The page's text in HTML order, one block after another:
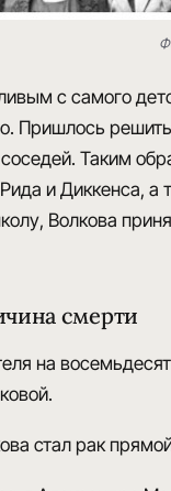
с самого
Пришлось
Таким
и Диккенса, а
Волкова
смерти
на
стал рак